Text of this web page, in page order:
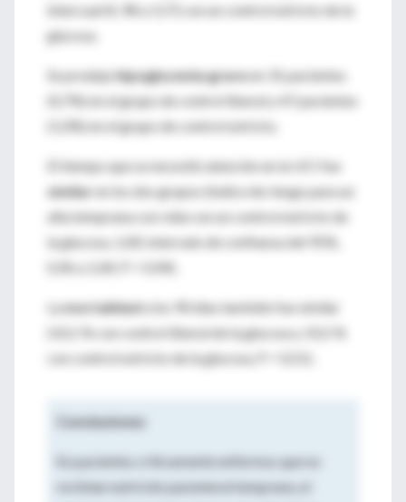
intercuartil, 98 a 117) con un control estricto de la
glucosa.
Se produjohipoglucemia graveen 31 pacientes
(0,7%) en el grupo de control liberal y 47 pacientes
(1,0%) en el grupo de control estricto.
El tiempo que se necesitó atención en la UCI fue
similar en los dos grupos (índice de riesgo para un
alta temprana con vida con un control estricto de
la glucosa, 1,00; intervalo de confianza del 95%,
0,96 a 1,04; P = 0,94).
Lamortalidada los 90 días también fue similar
(10,1 % con control liberal de la glucosa y 10,5 %
con control estricto de la glucosa, P = 0,51).
Conclusiones
En pacientes críticamente enfermos que no
recibían nutrición parenteral temprana, el